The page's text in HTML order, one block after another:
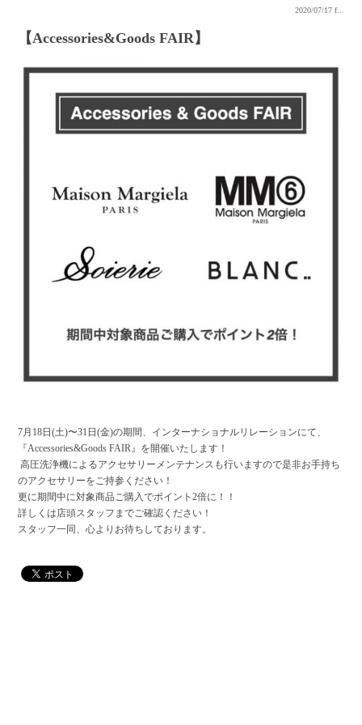
2020/07/17 f...
【Accessories&Goods FAIR】
7月18日(土)〜31日(金)の期間、インターナショナルリレーションにて、
『Accessories&Goods FAIR』を開催いたします！
高圧洗浄機によるアクセサリーメンテナンスも行いますので是非お手持ち
のアクセサリーをご持参ください！
更に期間中に対象商品ご購入でポイント2倍に！！
詳しくは店頭スタッフまでご確認ください！
スタッフ一同、心よりお待ちしております。